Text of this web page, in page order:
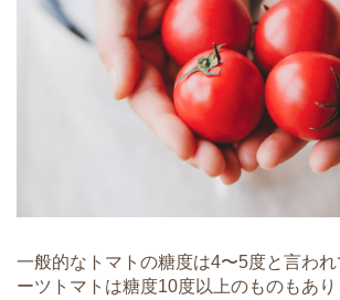
一般的なトマトの糖度は4〜5度と言わ
ーツトマトは糖度10度以上のものもあ